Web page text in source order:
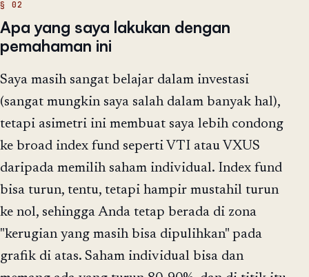
Apa yang saya lakukan dengan
pemahaman ini
Saya masih sangat belajar dalam investasi
(sangat mungkin saya salah dalam banyak hal),
tetapi asimetri ini membuat saya lebih condong
ke broad index fund seperti VTI atau VXUS
daripada memilih saham individual. Index fund
bisa turun, tentu, tetapi hampir mustahil turun
ke nol, sehingga Anda tetap berada di zona
"kerugian yang masih bisa dipulihkan" pada
grafik di atas. Saham individual bisa dan